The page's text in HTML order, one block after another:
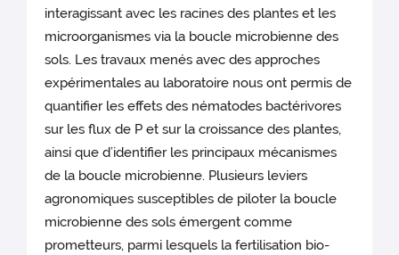
interagissant avec les racines des plantes et les
microorganismes via la boucle microbienne des
sols. Les travaux menés avec des approches
expérimentales au laboratoire nous ont permis de
quantifier les effets des nématodes bactérivores
sur les flux de P et sur la croissance des plantes,
ainsi que d’identifier les principaux mécanismes
de la boucle microbienne. Plusieurs leviers
agronomiques susceptibles de piloter la boucle
microbienne des sols émergent comme
prometteurs, parmi lesquels la fertilisation bio-